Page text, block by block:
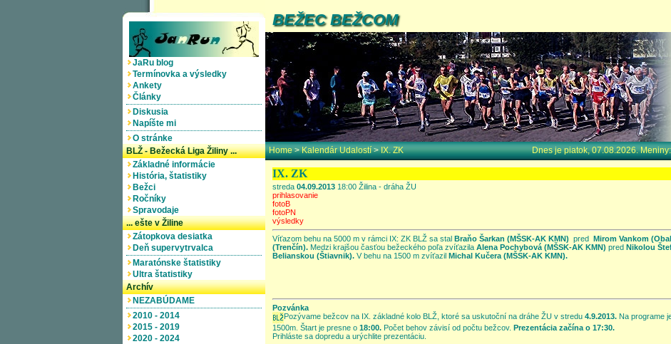
JaRu blog
Termínovka a výsledky
Ankety
Články
Diskusia
Napíšte mi
O stránke
BLŽ - Bežecká Liga Žiliny ...
Základné informácie
História, štatistiky
Bežci
Ročníky
Spravodaje
... ešte v Žiline
Zátopkova desiatka
Deň supervytrvalca
Maratónske štatistiky
Ultra štatistiky
Archív
NEZABÚDAME
2010 - 2014
2015 - 2019
2020 - 2024
BEŽEC BEŽCOM
Home>Kalendár Udalostí>IX. ZK Dnes je piatok, 07.08.2026.
IX. ZK
streda 04.09.2013 18:00 Žilina - dráha ŽU
prihlasovanie
fotoB
fotoPN
výsledky
Víťazom behu na 5000 m v rámci IX: ZK BLŽ sa stal Braňo Šarkan (MŠSK-AK KMN) pred Mirom Vankom
(Trenčín). Medzi krajšou časťou bežeckého poľa zvíťazila Alena Pochybová (MŠSK-AK KMN) pred Nikolou
Belianskou (Štiavnik). V behu na 1500 m zvíťazil Michal Kučera (MŠSK-AK KMN).
Pozvánka
Pozývame bežcov na IX. základné kolo BLŽ, ktoré sa uskutoční na dráhe ŽU v stredu 4.9.2013. Na programe
1500m. Štart je presne o 18:00. Počet behov závisí od počtu bežcov. Prezentácia začína o 17:30.
Prihláste sa dopredu a urýchlite prezentáciu.